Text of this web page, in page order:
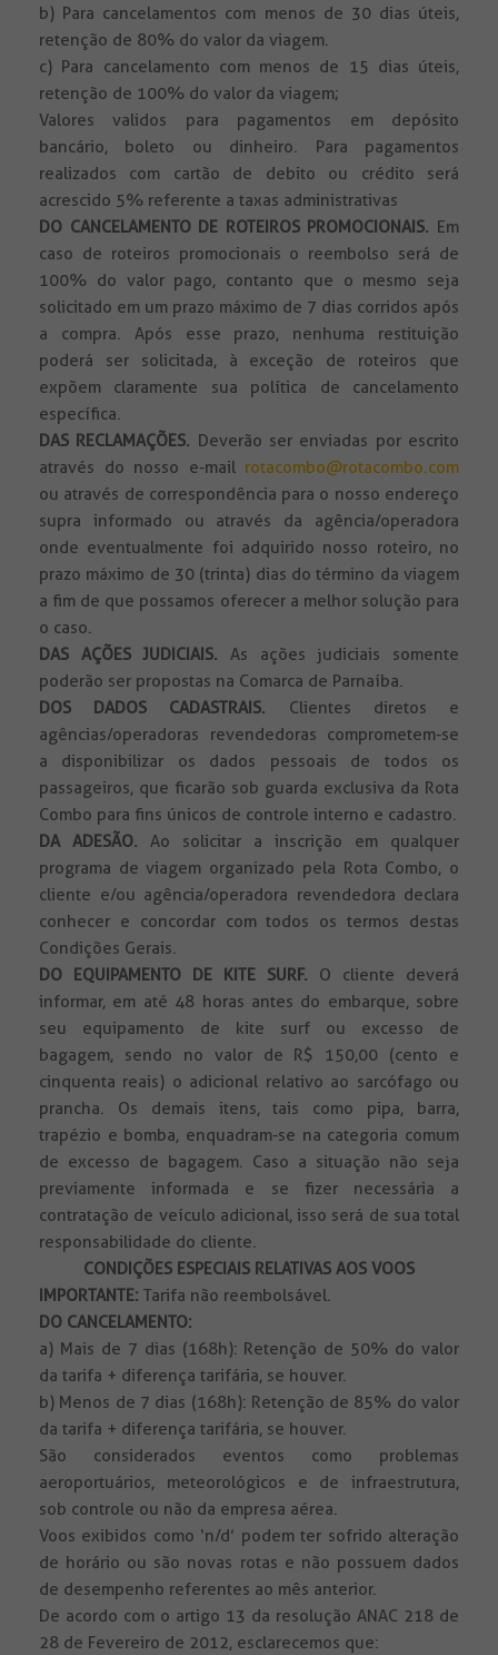
b) Para cancelamentos com menos de 30 dias úteis,
retenção de 80% do valor da viagem.
c) Para cancelamento com menos de 15 dias úteis,
retenção de 100% do valor da viagem;
Valores validos para pagamentos em depósito
bancário, boleto ou dinheiro. Para pagamentos
realizados com cartão de debito ou crédito será
acrescido 5% referente a taxas administrativas
DO CANCELAMENTO DE ROTEIROS PROMOCIONAIS. Em
caso de roteiros promocionais o reembolso será de
100% do valor pago, contanto que o mesmo seja
solicitado em um prazo máximo de 7 dias corridos após
a compra. Após esse prazo, nenhuma restituição
poderá ser solicitada, à exceção de roteiros que
expõem claramente sua política de cancelamento
específica.
DAS RECLAMAÇÕES. Deverão ser enviadas por escrito
através do nosso e-mail rotacombo@rotacombo.com
ou através de correspondência para o nosso endereço
supra informado ou através da agência/operadora
onde eventualmente foi adquirido nosso roteiro, no
prazo máximo de 30 (trinta) dias do término da viagem
a fim de que possamos oferecer a melhor solução para
o caso.
DAS AÇÕES JUDICIAIS. As ações judiciais somente
poderão ser propostas na Comarca de Parnaíba.
DOS DADOS CADASTRAIS. Clientes diretos e
agências/operadoras revendedoras comprometem-se
a disponibilizar os dados pessoais de todos os
passageiros, que ficarão sob guarda exclusiva da Rota
Combo para fins únicos de controle interno e cadastro.
DA ADESÃO. Ao solicitar a inscrição em qualquer
programa de viagem organizado pela Rota Combo, o
cliente e/ou agência/operadora revendedora declara
conhecer e concordar com todos os termos destas
Condições Gerais.
DO EQUIPAMENTO DE KITE SURF. O cliente deverá
informar, em até 48 horas antes do embarque, sobre
seu equipamento de kite surf ou excesso de
bagagem, sendo no valor de R$ 150,00 (cento e
cinquenta reais) o adicional relativo ao sarcófago ou
prancha. Os demais itens, tais como pipa, barra,
trapézio e bomba, enquadram-se na categoria comum
de excesso de bagagem. Caso a situação não seja
previamente informada e se fizer necessária a
contratação de veículo adicional, isso será de sua total
responsabilidade do cliente.
CONDIÇÕES ESPECIAIS RELATIVAS AOS VOOS
IMPORTANTE: Tarifa não reembolsável.
DO CANCELAMENTO:
a) Mais de 7 dias (168h): Retenção de 50% do valor
da tarifa + diferença tarifária, se houver.
b) Menos de 7 dias (168h): Retenção de 85% do valor
da tarifa + diferença tarifária, se houver.
São considerados eventos como problemas
aeroportuários, meteorológicos e de infraestrutura,
sob controle ou não da empresa aérea.
Voos exibidos como ‘n/d’ podem ter sofrido alteração
de horário ou são novas rotas e não possuem dados
de desempenho referentes ao mês anterior.
De acordo com o artigo 13 da resolução ANAC 218 de
28 de Fevereiro de 2012, esclarecemos que: